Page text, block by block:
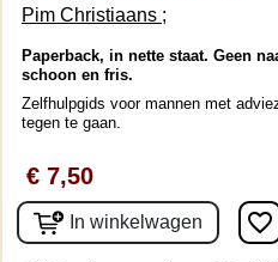
Pim Christiaans ;
Paperback, in nette staat. Geen
schoon en fris.
Zelfhulpgids voor mannen met
tegen te gaan.
€ 7,50
In winkelwagen favorite_border